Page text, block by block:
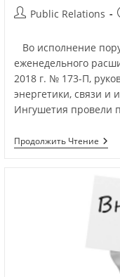
Public Relations
Во исполнение
еженедельного
2018 г. № 173-П,
энергетики, связи и
Ингушетия провели
Продолжить Чтение